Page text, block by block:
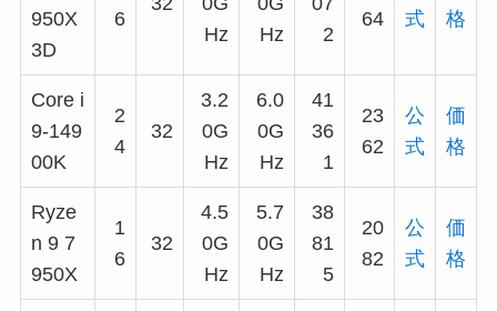
950X
3D
6
Hz
Hz
2
64 式 格
Core i
9-149
00K
2
4
32
3.2
0G
Hz
6.0
0G
Hz
41
36
1
23
62
公
式
価
格
Ryze
n 9 7
950X
1
6
32
4.5
0G
Hz
5.7
0G
Hz
38
81
5
20
82
公
式
価
格